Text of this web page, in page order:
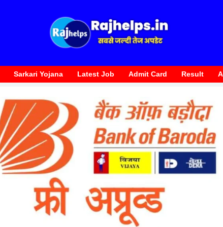
Sarkari Yojana Latest Job Admit Card Result